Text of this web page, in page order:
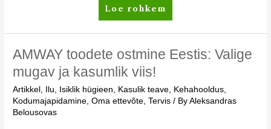
Tugevdage
oma
organismi
kõige
Nutrilite
toidulisanditega
Loe rohkem
AMWAY toodete ostmine Eestis: Valige
mugav ja kasumlik viis!
Artikkel Ilu Isiklik hügieen Kasulik teave Kehahooldus
Kodumajapidamine ,Oma ettevõte ,Tervis / ByAleksandras
Belousovas